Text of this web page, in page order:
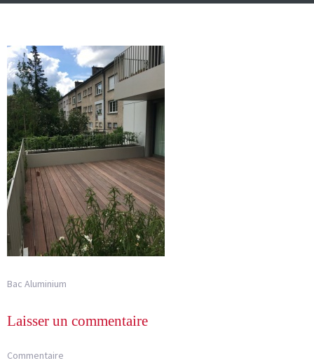
Bac Aluminium
Laisser un commentaire
Commentaire